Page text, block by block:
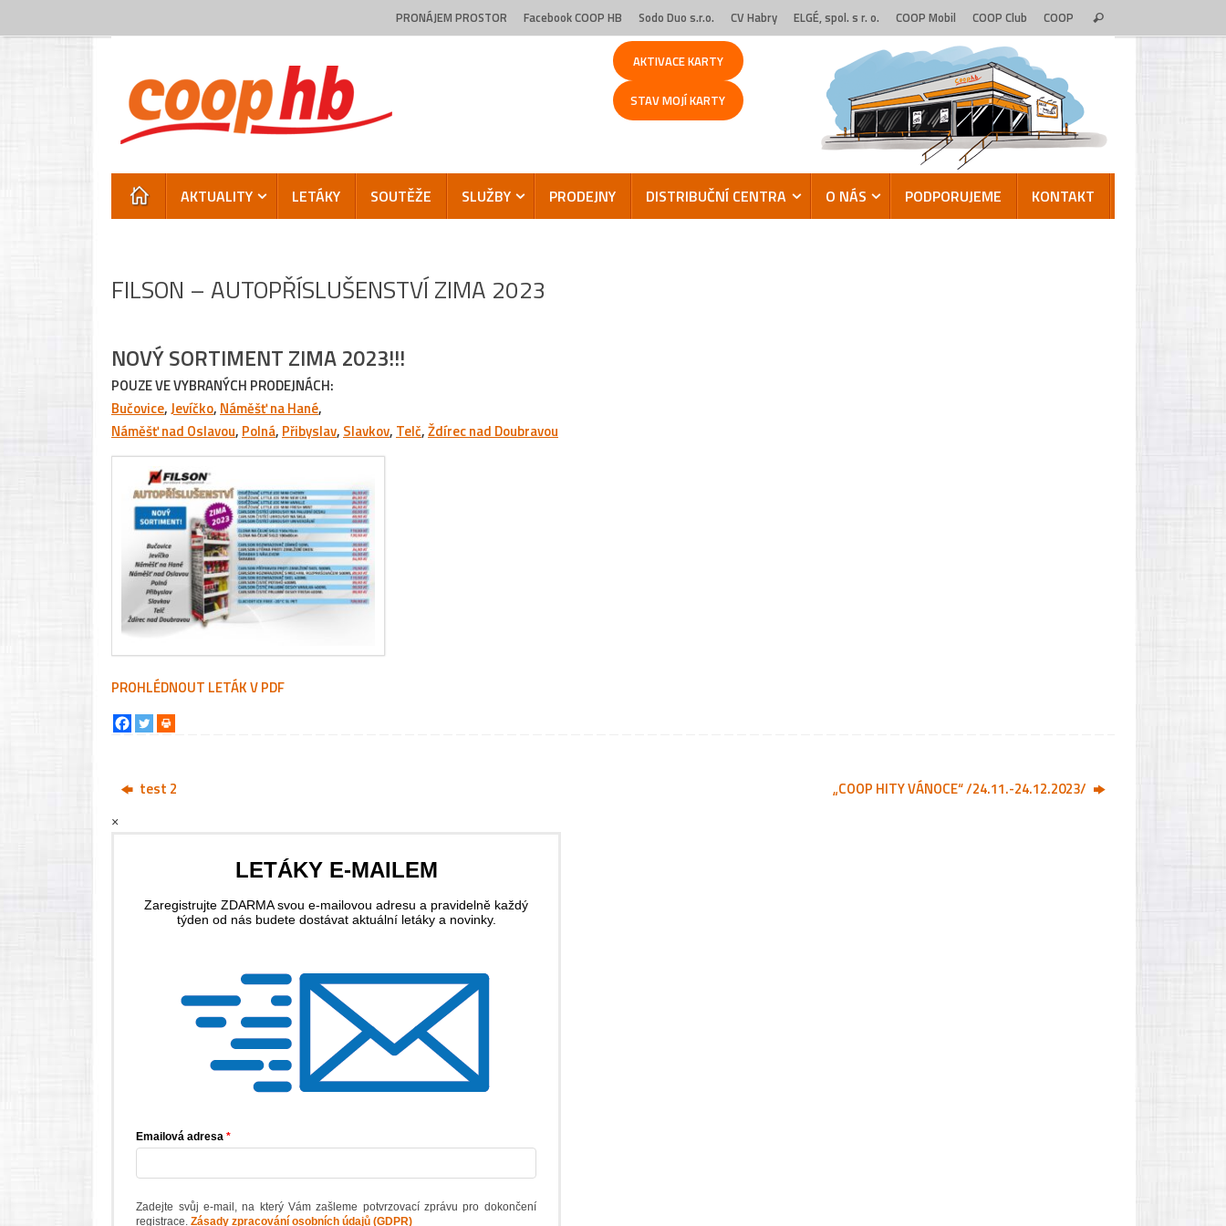
to
PRONÁJEM PROSTOR Facebook COOP HB Sodo Duo s.r.o. CV Habry ELGÉ, spol. s r. o. COOP Mobil COOP Club COOP
for:
Search
AKTIVACE KARTY
STAV MOJÍ KARTY
content
AKTUALITY LETÁKY SOUTĚŽE SLUŽBY PRODEJNY DISTRIBUČNÍ CENTRA O NÁS PODPORUJEME KONTAKT
FILSON – AUTOPŘÍSLUŠENSTVÍ ZIMA 2023
NOVÝ SORTIMENT ZIMA 2023!!!
POUZE VE VYBRANÝCH PRODEJNÁCH:
Bučovice,Jevíčko, Náměšť na Hané,
Náměšť nad Oslavou, Polná, Přibyslav, Slavkov, Telč,Ždírec nad Doubravou
PROHLÉDNOUT LETÁK V PDF
test 2
„COOP HITY VÁNOCE“ /24.11.-24.12.2023/
×
LETÁKY E-MAILEM
Zaregistrujte ZDARMA svou e-mailovou adresu a pravidelně každý
týden od nás budete dostávat aktuální letáky a novinky.
Emailová adresa
Zadejte svůj e-mail, na který Vám zašleme potvrzovací zprávu pro dokončení
registrace.Zásady zpracování osobních údajů (GDPR)